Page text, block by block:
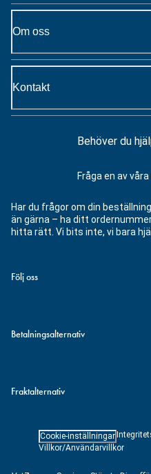
Om oss
Kontakt
Behöver du
Fråga en av
Har du frågor om din
än gärna – ha ditt
hitta rätt. Vi bits inte, vi bara
Följ oss
Betalningsalternativ
Fraktalternativ
Cookie-inställningar
Villkor/Användarvillkor